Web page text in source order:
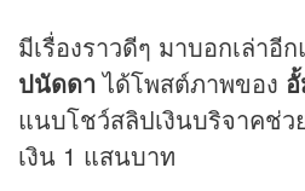
มีเรื่องราวดีๆ มาบอกเล่าอี
ปนัดดาได้โพสต์ภาพของ
แนบโชว์สลิปเงินบริจาคช่
เงิน 1 แสนบาท